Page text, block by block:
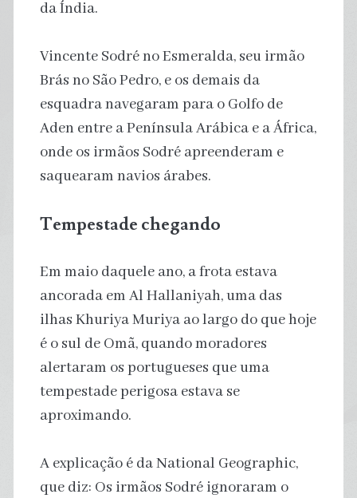
da Índia.
Vincente Sodré no Esmeralda, seu irmão
Brás no São Pedro, e os demais da
esquadra navegaram para o Golfo de
Aden entre a Península Arábica e a África,
onde os irmãos Sodré apreenderam e
saquearam navios árabes.
Tempestade chegando
Em maio daquele ano, a frota estava
ancorada em Al Hallaniyah, uma das
ilhas Khuriya Muriya ao largo do que hoje
é o sul de Omã, quando moradores
alertaram os portugueses que uma
tempestade perigosa estava se
aproximando.
A explicação é da National Geographic,
que diz: Os irmãos Sodré ignoraram o